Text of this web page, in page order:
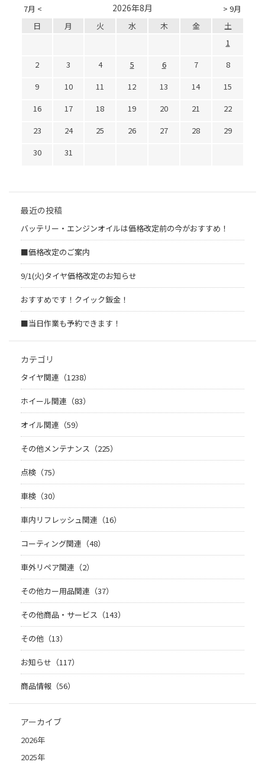
7月 < > 9月
2026年8月
日 月 火 水 木 金
土
1
2
3 4 5 6 7
8
9
10 11 12 13 14
15
16
17 18 19 20 21
22
23
24 25 26 27 28
29
30
31
最近の投稿
バッテリー・エンジンオイルは価格改定前の今がおすすめ！
■価格改定のご案内
9/1(火)タイヤ価格改定のお知らせ
おすすめです！クイック鈑金！
■当日作業も予約できます！
カテゴリ
タイヤ関連（1238）
ホイール関連（83）
オイル関連（59）
その他メンテナンス（225）
点検（75）
車検（30）
車内リフレッシュ関連（16）
コーティング関連（48）
車外リペア関連（2）
その他カー用品関連（37）
その他商品・サービス（143）
その他（13）
お知らせ（117）
商品情報（56）
アーカイブ
2026年
2025年